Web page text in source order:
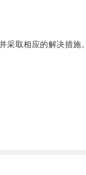
取相应的解决措施。